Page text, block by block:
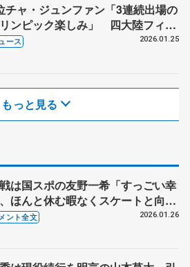
チャ・ジュンファン「3連続出場の
ンピック楽しみ」 四大陸フィギ
、男子フリーはトップ
ース 2026.01.25
もっと見る
は国スポの友野一希「すっごい幸
ほんと休む暇なくスケートと向き
時間をいただける」【四大陸選手
ント全文 2026.01.26